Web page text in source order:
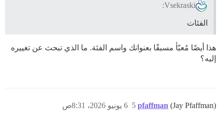
Vsekraski:
الفئات
هذا أيضًا مُعبّأ مسبقًا بعنوانك واسم الفئة. ما الذي تبحث عن تغييره
إليه؟
pfaffman (Jay Pfaffman) 6 يونيو 2026، 8:31ص 5